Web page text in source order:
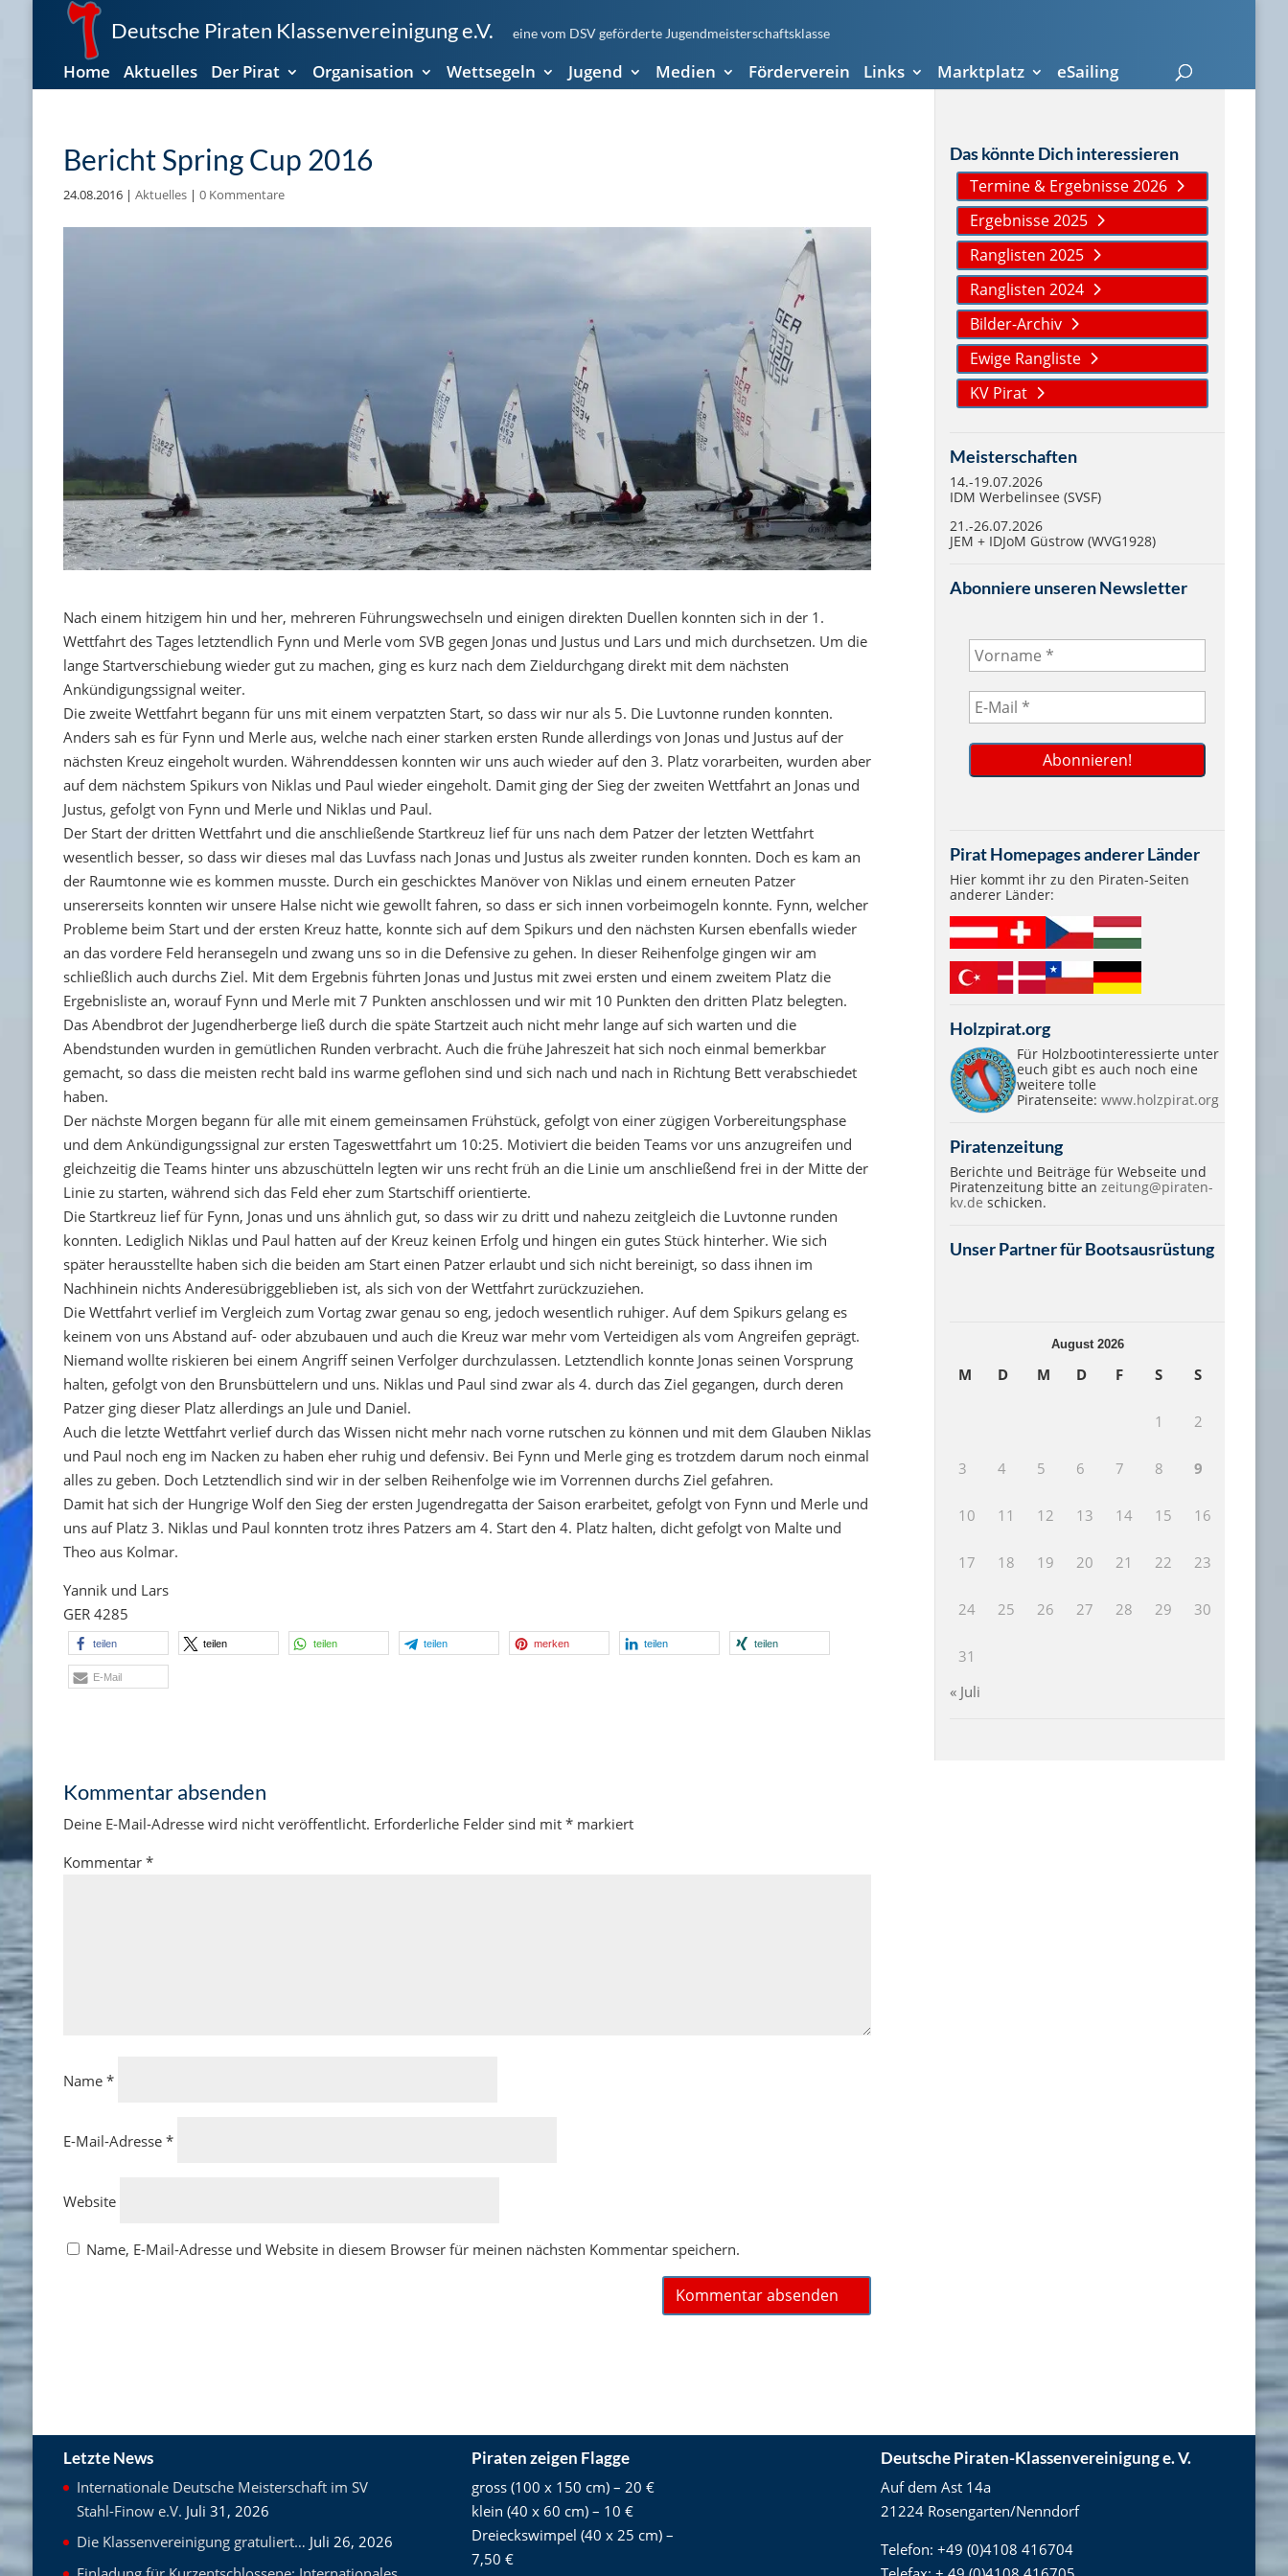
Deutsche Piraten Klassenvereinigung e.V. eine vom DSV geförderte Jugendmeisterschaftsklasse
Home Aktuelles Der Pirat Organisation Wettsegeln Jugend Medien Förderverein Links Marktplatz eSailing
Bericht Spring Cup 2016
24.08.2016| Aktuelles| 0 Kommentare
Nach einem hitzigem hin und her, mehreren Führungswechseln und einigen direkten Duellen konnten sich in der 1.
Wettfahrt des Tages letztendlich Fynn und Merle vom SVB gegen Jonas und Justus und Lars und mich durchsetzen. Um die
lange Startverschiebung wieder gut zu machen, ging es kurz nach dem Zieldurchgang direkt mit dem nächsten
Ankündigungssignal weiter.
Die zweite Wettfahrt begann für uns mit einem verpatzten Start, so dass wir nur als 5. Die Luvtonne runden konnten.
Anders sah es für Fynn und Merle aus, welche nach einer starken ersten Runde allerdings von Jonas und Justus auf der
nächsten Kreuz eingeholt wurden. Währenddessen konnten wir uns auch wieder auf den 3. Platz vorarbeiten, wurden aber
auf dem nächstem Spikurs von Niklas und Paul wieder eingeholt. Damit ging der Sieg der zweiten Wettfahrt an Jonas und
Justus, gefolgt von Fynn und Merle und Niklas und Paul.
Der Start der dritten Wettfahrt und die anschließende Startkreuz lief für uns nach dem Patzer der letzten Wettfahrt
wesentlich besser, so dass wir dieses mal das Luvfass nach Jonas und Justus als zweiter runden konnten. Doch es kam an
der Raumtonne wie es kommen musste. Durch ein geschicktes Manöver von Niklas und einem erneuten Patzer
unsererseits konnten wir unsere Halse nicht wie gewollt fahren, so dass er sich innen vorbeimogeln konnte. Fynn, welcher
Probleme beim Start und der ersten Kreuz hatte, konnte sich auf dem Spikurs und den nächsten Kursen ebenfalls wieder
an das vordere Feld heransegeln und zwang uns so in die Defensive zu gehen. In dieser Reihenfolge gingen wir am
schließlich auch durchs Ziel. Mit dem Ergebnis führten Jonas und Justus mit zwei ersten und einem zweitem Platz die
Ergebnisliste an, worauf Fynn und Merle mit 7 Punkten anschlossen und wir mit 10 Punkten den dritten Platz belegten.
Das Abendbrot der Jugendherberge ließ durch die späte Startzeit auch nicht mehr lange auf sich warten und die
Abendstunden wurden in gemütlichen Runden verbracht. Auch die frühe Jahreszeit hat sich noch einmal bemerkbar
gemacht, so dass die meisten recht bald ins warme geflohen sind und sich nach und nach in Richtung Bett verabschiedet
haben.
Der nächste Morgen begann für alle mit einem gemeinsamen Frühstück, gefolgt von einer zügigen Vorbereitungsphase
und dem Ankündigungssignal zur ersten Tageswettfahrt um 10:25. Motiviert die beiden Teams vor uns anzugreifen und
gleichzeitig die Teams hinter uns abzuschütteln legten wir uns recht früh an die Linie um anschließend frei in der Mitte der
Linie zu starten, während sich das Feld eher zum Startschiff orientierte.
Die Startkreuz lief für Fynn, Jonas und uns ähnlich gut, so dass wir zu dritt und nahezu zeitgleich die Luvtonne runden
konnten. Lediglich Niklas und Paul hatten auf der Kreuz keinen Erfolg und hingen ein gutes Stück hinterher. Wie sich
später herausstellte haben sich die beiden am Start einen Patzer erlaubt und sich nicht bereinigt, so dass ihnen im
Nachhinein nichts Anderesübriggeblieben ist, als sich von der Wettfahrt zurückzuziehen.
Die Wettfahrt verlief im Vergleich zum Vortag zwar genau so eng, jedoch wesentlich ruhiger. Auf dem Spikurs gelang es
keinem von uns Abstand auf- oder abzubauen und auch die Kreuz war mehr vom Verteidigen als vom Angreifen geprägt.
Niemand wollte riskieren bei einem Angriff seinen Verfolger durchzulassen. Letztendlich konnte Jonas seinen Vorsprung
halten, gefolgt von den Brunsbüttelern und uns. Niklas und Paul sind zwar als 4. durch das Ziel gegangen, durch deren
Patzer ging dieser Platz allerdings an Jule und Daniel.
Auch die letzte Wettfahrt verlief durch das Wissen nicht mehr nach vorne rutschen zu können und mit dem Glauben Niklas
und Paul noch eng im Nacken zu haben eher ruhig und defensiv. Bei Fynn und Merle ging es trotzdem darum noch einmal
alles zu geben. Doch Letztendlich sind wir in der selben Reihenfolge wie im Vorrennen durchs Ziel gefahren.
Damit hat sich der Hungrige Wolf den Sieg der ersten Jugendregatta der Saison erarbeitet, gefolgt von Fynn und Merle und
uns auf Platz 3. Niklas und Paul konnten trotz ihres Patzers am 4. Start den 4. Platz halten, dicht gefolgt von Malte und
Theo aus Kolmar.
Yannik und Lars
GER 4285
teilen teilen teilen teilen merken teilen teilen
E-Mail
Kommentar absenden
Deine E-Mail-Adresse wird nicht veröffentlicht. Erforderliche Felder sind mit *markiert
Kommentar *
Name *
E-Mail-Adresse *
Website
Name, E-Mail-Adresse und Website in diesem Browser für meinen nächsten Kommentar speichern.
Das könnte Dich interessieren
Termine & Ergebnisse 2026
Ergebnisse 2025
Ranglisten 2025
Ranglisten 2024
Bilder-Archiv
Ewige Rangliste
KV Pirat
Meisterschaften
14.-19.07.2026
IDM Werbelinsee (SVSF)
21.-26.07.2026
JEM + IDJoM Güstrow (WVG1928)
Abonniere unseren Newsletter
Pirat Homepages anderer Länder
Hier kommt ihr zu den Piraten-Seiten
anderer Länder:
Holzpirat.org
Für Holzbootinteressierte unter
euch gibt es auch noch eine
weitere tolle
Piratenseite:www.holzpirat.org
Piratenzeitung
Berichte und Beiträge für Webseite und
Piratenzeitung bitte anzeitung@piraten-
kv.de schicken.
Unser Partner für Bootsausrüstung
August 2026
M D M D F S S
1 2
3 4 5 6 7 8 9
10 11 12 13 14 15 16
17 18 19 20 21 22 23
24 25 26 27 28 29 30
31
« Juli
Letzte News
Internationale Deutsche Meisterschaft im SV
Stahl-Finow e.V. Juli 31, 2026
Die Klassenvereinigung gratuliert… Juli 26, 2026
Piraten zeigen Flagge
gross (100 x 150 cm) – 20 €
klein (40 x 60 cm) – 10 €
Dreieckswimpel (40 x 25 cm) –
7,50 €
Deutsche Piraten-Klassenvereinigung e. V.
Auf dem Ast 14a
21224 Rosengarten/Nenndorf
Telefon: +49 (0)4108 416704